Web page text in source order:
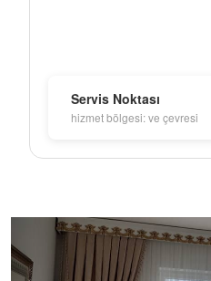
Servis Noktası
hizmet bölgesi: ve çevresi
Previous